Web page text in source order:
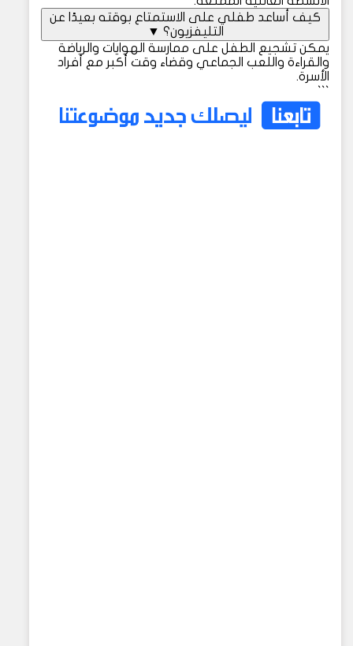
كيف أساعد طفلي على الاستمتاع بوقته بعيدًا عن
التليفزيون؟ ▼
يمكن تشجيع الطفل على ممارسة الهوايات والرياضة
والقراءة واللعب الجماعي وقضاء وقت أكبر مع أفراد
الأسرة.
```